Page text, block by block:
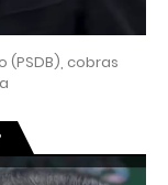
(PSDB), cobras